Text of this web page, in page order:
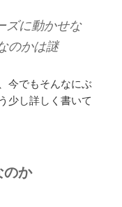
ズに動かせな
のかは謎
今でもそんなにぶ
少し詳しく書いて
のか